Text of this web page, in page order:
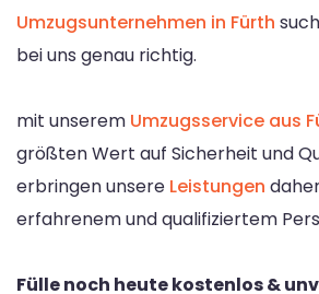
Umzugsunternehmen in Fürth
bei uns genau richtig.
mit unserem Umzugsservice aus
größten Wert auf Sicherheit und
erbringen unsere Leistungen
erfahrenem und qualifiziertem
Fülle noch heute kostenlos &